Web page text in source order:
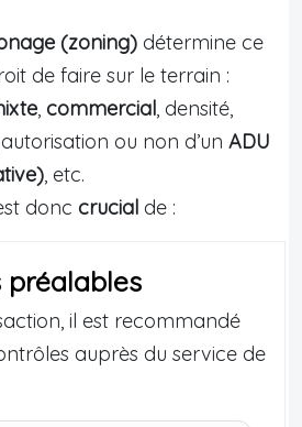
(zoning) détermine ce
de faire sur le terrain :
, commercial, densité,
ou non d’un ADU
, etc.
donc crucial de :
préalables
il est recommandé
auprès du service de